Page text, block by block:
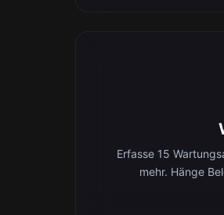
Erfasse 15
mehr. Hänge